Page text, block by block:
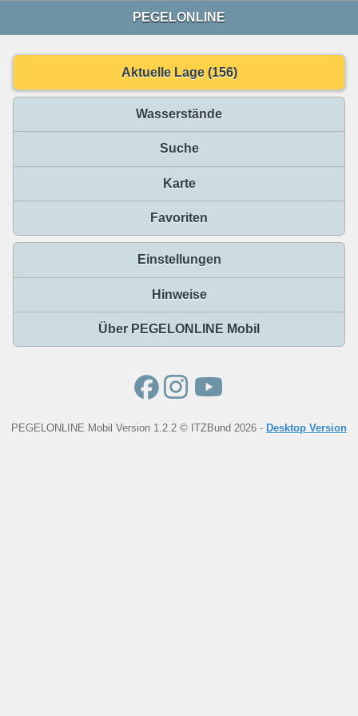
PEGELONLINE
Aktuelle Lage (156)
Wasserstände
Suche
Karte
Favoriten
Einstellungen
Hinweise
Über PEGELONLINE Mobil
PEGELONLINE Mobil Version 1.2.2 © ITZBund 2026 - Desktop Version